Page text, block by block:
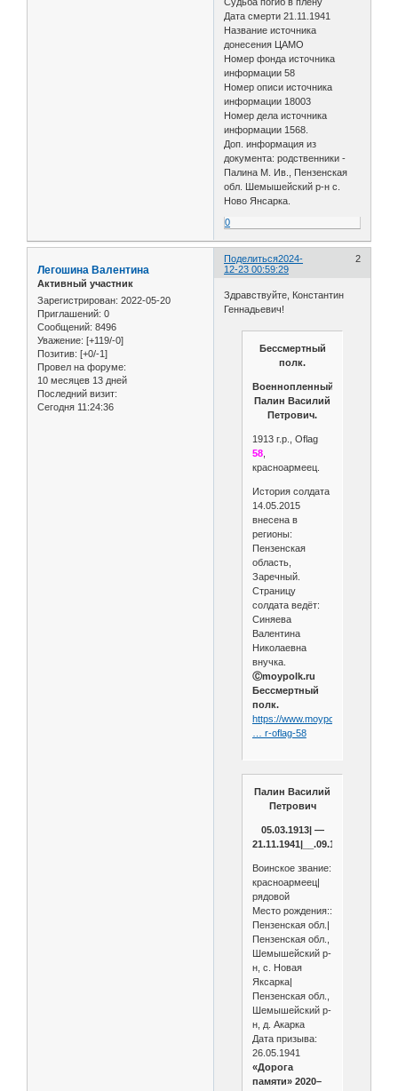
Дата смерти 21.11.1941
Название источника
донесения ЦАМО
Номер фонда источника
информации 58
Номер описи источника
информации 18003
Номер дела источника
информации 1568.
Доп. информация из
документа: родственники -
Палина М. Ив., Пензенская
обл. Шемышейский р-н с.
Ново Янсарка.
0
Поделиться 2
2024-
12-23 00:59:29
Легошина Валентина
Активный участник
Зарегистрирован: 2022-05-20
Приглашений: 0
Сообщений: 8496
Уважение: [+119/-0]
Позитив: [+0/-1]
Провел на форуме:
10 месяцев 13 дней
Последний визит:
Сегодня 11:24:36
Здравствуйте, Константин
Геннадьевич!
Бессмертный
полк.
Военнопленный
Палин Василий
Петрович.
1913 г.р., Oflag
58,
красноармеец.
История солдата
14.05.2015
внесена в
регионы:
Пензенская
область,
Заречный.
Страницу
солдата ведёт:
Синяева
Валентина
Николаевна
внучка.
Ⓒmoypolk.ru
Бессмертный
полк.
https://www.moypolk.ru/soldier/
… r-oflag-58
Палин Василий
Петрович
05.03.1913| —
21.11.1941|__.09.1941
Воинское звание:
красноармеец|
рядовой
Место рождения::
Пензенская обл.|
Пензенская обл.,
Шемышейский р-
н, с. Новая
Яксарка|
Пензенская обл.,
Шемышейский р-
н, д. Акарка
Дата призыва:
26.05.1941
«Дорога
памяти» 2020–